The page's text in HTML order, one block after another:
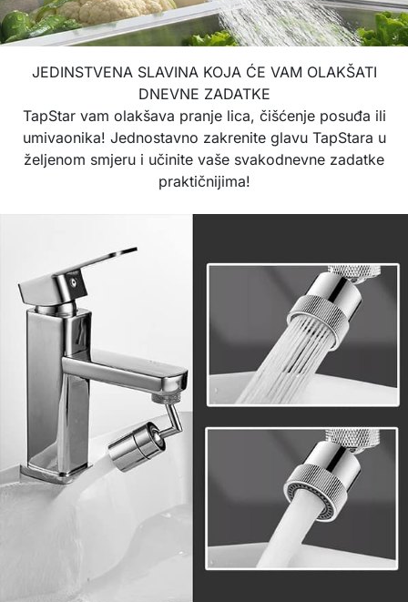
JEDINSTVENA SLAVINA KOJA ĆE VAM OLAKŠATI
DNEVNE ZADATKE
TapStar vam olakšava pranje lica, čišćenje posuđa ili
umivaonika! Jednostavno zakrenite glavu TapStara u
željenom smjeru i učinite vaše svakodnevne zadatke
praktičnijima!